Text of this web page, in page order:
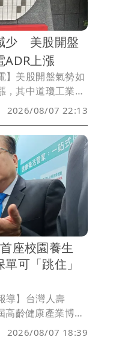
少 美股開盤
ADR上漲
】美股開盤氣勢如
，其中道瓊工業指
500指數上漲
上漲225.08點、
點。在個股方
元或0.73％。
2026/08/07 22:13
座校園養生
可「跳住」
導】台灣人壽
齡健康產業博覽
座校園養生村「中
2026/08/07 18:39